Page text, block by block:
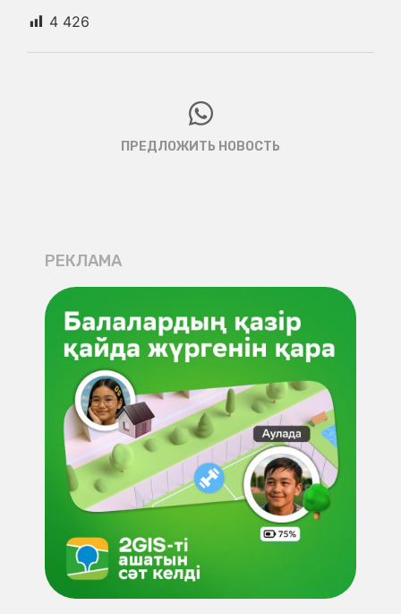
4 426
ПРЕДЛОЖИТЬ НОВОСТЬ
РЕКЛАМА